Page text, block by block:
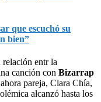
que escuchó su
bien”
relación entr la
canción con Bizarrap
pareja, Clara Chía,
alcanzó hasta los